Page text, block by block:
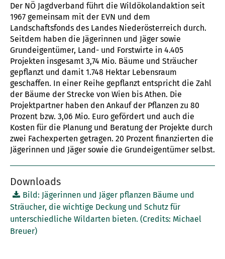
Der NÖ Jagdverband führt die Wildökolandaktion seit
1967 gemeinsam mit der EVN und dem
Landschaftsfonds des Landes Niederösterreich durch.
Seitdem haben die Jägerinnen und Jäger sowie
Grundeigentümer, Land- und Forstwirte in 4.405
Projekten insgesamt 3,74 Mio. Bäume und Sträucher
gepflanzt und damit 1.748 Hektar Lebensraum
geschaffen. In einer Reihe gepflanzt entspricht die Zahl
der Bäume der Strecke von Wien bis Athen. Die
Projektpartner haben den Ankauf der Pflanzen zu 80
Prozent bzw. 3,06 Mio. Euro gefördert und auch die
Kosten für die Planung und Beratung der Projekte durch
zwei Fachexperten getragen. 20 Prozent finanzierten die
Jägerinnen und Jäger sowie die Grundeigentümer selbst.
Downloads
Bild: Jägerinnen und Jäger pflanzen Bäume und
Sträucher, die wichtige Deckung und Schutz für
unterschiedliche Wildarten bieten. (Credits: Michael
Breuer)